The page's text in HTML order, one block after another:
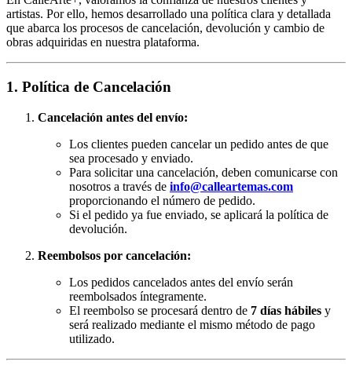
artistas. Por ello, hemos desarrollado una política clara y detallada
que abarca los procesos de cancelación, devolución y cambio de
obras adquiridas en nuestra plataforma.
1. Política de Cancelación
Cancelación antes del envío:
Los clientes pueden cancelar un pedido antes de que
sea procesado y enviado.
Para solicitar una cancelación, deben comunicarse con
nosotros a través de info@calleartemas.com
proporcionando el número de pedido.
Si el pedido ya fue enviado, se aplicará la política de
devolución.
Reembolsos por cancelación:
Los pedidos cancelados antes del envío serán
reembolsados íntegramente.
El reembolso se procesará dentro de 7 días hábiles y
será realizado mediante el mismo método de pago
utilizado.